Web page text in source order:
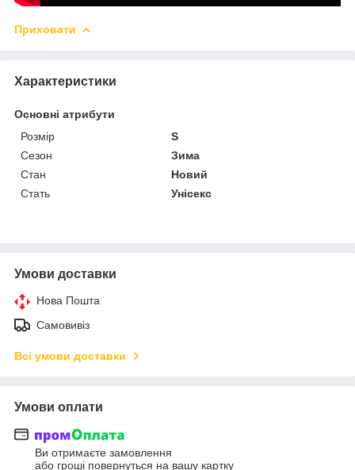
Приховати
Характеристики
Основні атрибути
Розмір
S
Сезон
Зима
Стан
Новий
Стать
Унісекс
Умови доставки
Нова Пошта
Самовивіз
Всі умови доставки
Умови оплати
Ви отримаєте замовлення
або гроші повернуться на вашу картку